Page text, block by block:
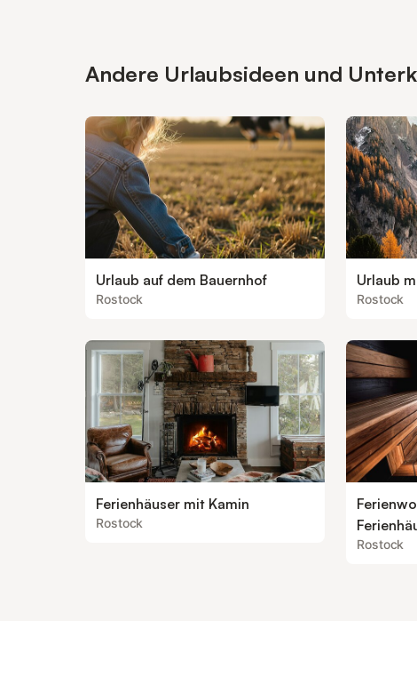
Andere Urlaubsideen und
Urlaub auf dem Bauernhof
Rostock
Urlaub
Rostock
Ferienhäuser mit Kamin
Rostock
Rostock